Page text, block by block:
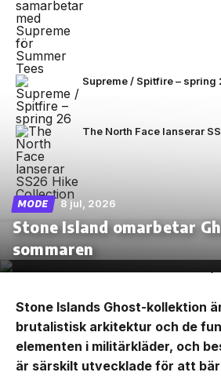
Supreme / Spitfire – spring
The North Face lanserar
MODE 8 jul, 2026
Stone Island omarbetar
sommaren
Stone Islands Ghost-kollektion
brutalistisk arkitektur och de
elementen i militärkläder, och
är särskilt utvecklade för att